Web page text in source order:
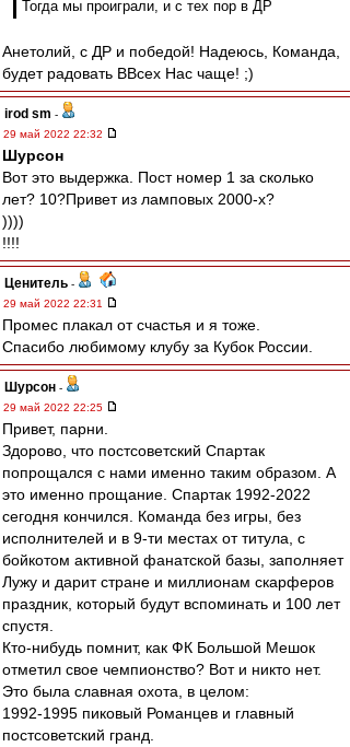
Тогда мы проиграли, и с тех пор в ДР
Анетолий, с ДР и победой! Надеюсь, Команда,
будет радовать ВВсех Нас чаще! ;)
irod sm -
29 май 2022 22:32
Шурсон
Вот это выдержка. Пост номер 1 за сколько
лет? 10?Привет из ламповых 2000-х?
))))
!!!!
Ценитель -
29 май 2022 22:31
Промес плакал от счастья и я тоже.
Спасибо любимому клубу за Кубок России.
Шурсон -
29 май 2022 22:25
Привет, парни.
Здорово, что постсоветский Спартак
попрощался с нами именно таким образом. А
это именно прощание. Спартак 1992-2022
сегодня кончился. Команда без игры, без
исполнителей и в 9-ти местах от титула, с
бойкотом активной фанатской базы, заполняет
Лужу и дарит стране и миллионам скарферов
праздник, который будут вспоминать и 100 лет
спустя.
Кто-нибудь помнит, как ФК Большой Мешок
отметил свое чемпионство? Вот и никто нет.
Это была славная охота, в целом:
1992-1995 пиковый Романцев и главный
постсоветский гранд.